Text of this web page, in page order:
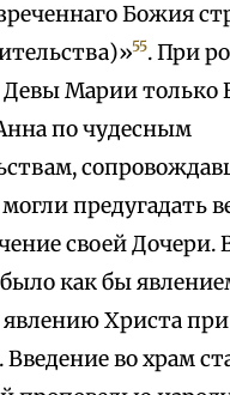
Божия
55. При
Девы Марии только
по чудесным
предугадать
своей Дочери.
как бы
Христа при
во храм